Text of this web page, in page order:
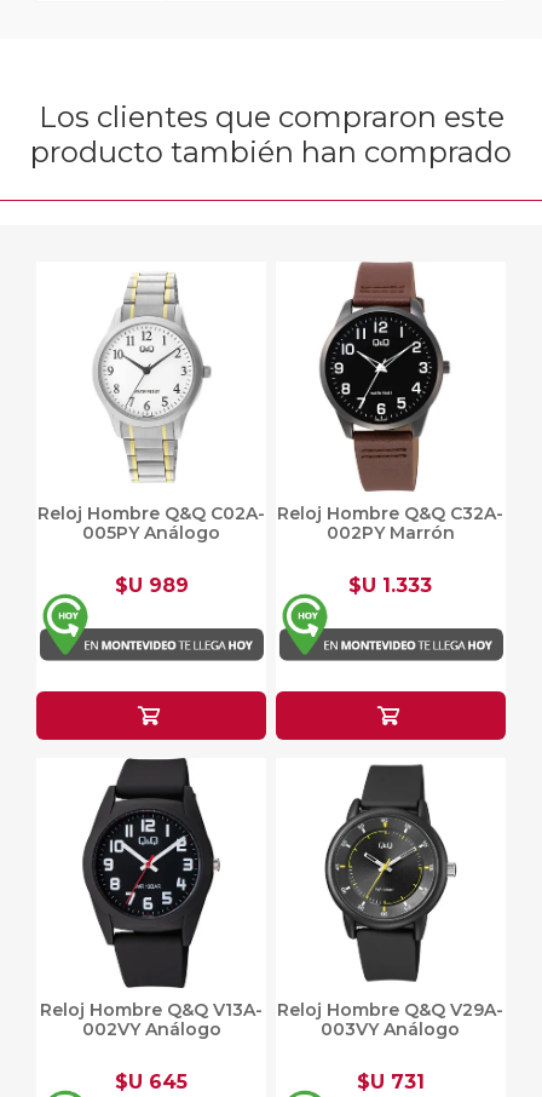
Los clientes que compraron este
producto también han comprado
Reloj Hombre Q&Q C02A-
005PY Análogo
$U 989
Reloj Hombre Q&Q C32A-
002PY Marrón
$U 1.333
Reloj Hombre Q&Q V13A-
002VY Análogo
$U 645
Reloj Hombre Q&Q V29A-
003VY Análogo
$U 731